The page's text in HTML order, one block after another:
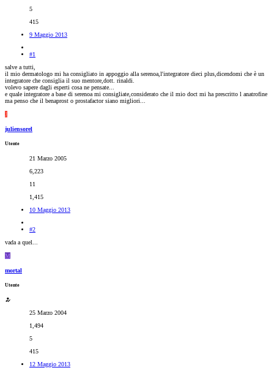
5
415
9 Maggio 2013
#1
salve a tutti,
il mio dermatologo mi ha consigliato in appoggio alla serenoa,l'integratore dieci plus,dicendomi che è un
integratore che consiglia il suo mentore,dott. rinaldi.
volevo sapere dagli esperti cosa ne pensate...
e quale integratore a base di serenoa mi consigliate,considerato che il mio doct mi ha prescritto l anatrofine
ma penso che il benaprost o prostafactor siano migliori...
J
juliensorel
Utente
21 Marzo 2005
6,223
11
1,415
10 Maggio 2013
#2
vada a quel...
M
mortal
Utente
25 Marzo 2004
1,494
5
415
12 Maggio 2013